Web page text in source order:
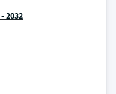
2032